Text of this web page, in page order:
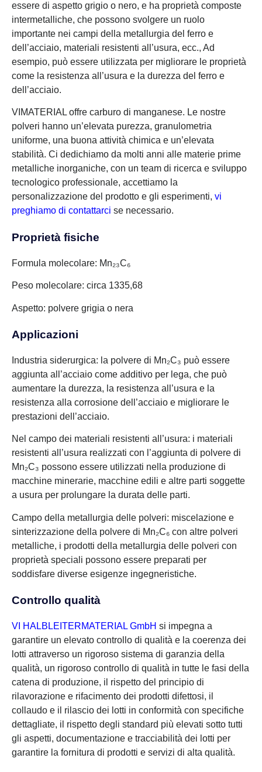
essere di aspetto grigio o nero, e ha proprietà composte
intermetalliche, che possono svolgere un ruolo
importante nei campi della metallurgia del ferro e
dell’acciaio, materiali resistenti all’usura, ecc., Ad
esempio, può essere utilizzata per migliorare le proprietà
come la resistenza all’usura e la durezza del ferro e
dell’acciaio.
VIMATERIAL offre carburo di manganese. Le nostre
polveri hanno un’elevata purezza, granulometria
uniforme, una buona attività chimica e un’elevata
stabilità. Ci dedichiamo da molti anni alle materie prime
metalliche inorganiche, con un team di ricerca e sviluppo
tecnologico professionale, accettiamo la
personalizzazione del prodotto e gli esperimenti, vi
preghiamo di contattarci se necessario.
Proprietà fisiche
Formula molecolare: Mn₂₃C₆
Peso molecolare: circa 1335,68
Aspetto: polvere grigia o nera
Applicazioni
Industria siderurgica: la polvere di Mn₂C₃ può essere
aggiunta all’acciaio come additivo per lega, che può
aumentare la durezza, la resistenza all’usura e la
resistenza alla corrosione dell’acciaio e migliorare le
prestazioni dell’acciaio.
Nel campo dei materiali resistenti all’usura: i materiali
resistenti all’usura realizzati con l’aggiunta di polvere di
Mn₂C₃ possono essere utilizzati nella produzione di
macchine minerarie, macchine edili e altre parti soggette
a usura per prolungare la durata delle parti.
Campo della metallurgia delle polveri: miscelazione e
sinterizzazione della polvere di Mn₂C₆ con altre polveri
metalliche, i prodotti della metallurgia delle polveri con
proprietà speciali possono essere preparati per
soddisfare diverse esigenze ingegneristiche.
Controllo qualità
VI HALBLEITERMATERIAL GmbH si impegna a
garantire un elevato controllo di qualità e la coerenza dei
lotti attraverso un rigoroso sistema di garanzia della
qualità, un rigoroso controllo di qualità in tutte le fasi della
catena di produzione, il rispetto del principio di
rilavorazione e rifacimento dei prodotti difettosi, il
collaudo e il rilascio dei lotti in conformità con specifiche
dettagliate, il rispetto degli standard più elevati sotto tutti
gli aspetti, documentazione e tracciabilità dei lotti per
garantire la fornitura di prodotti e servizi di alta qualità.